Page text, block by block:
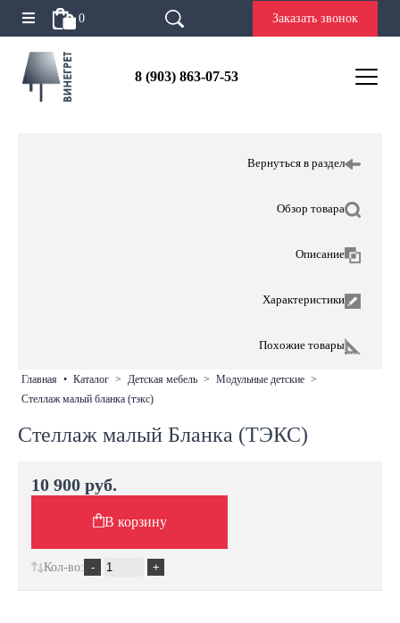
0 Заказать звонок
8 (903) 863-07-53
Вернуться в раздел
Обзор товара
Описание
Характеристики
Похожие товары
главная • каталог > детская мебель > модульные детские >
стеллаж малый бланка (тэкс)
Стеллаж малый Бланка (ТЭКС)
10 900 руб.
В корзину
Кол-во: